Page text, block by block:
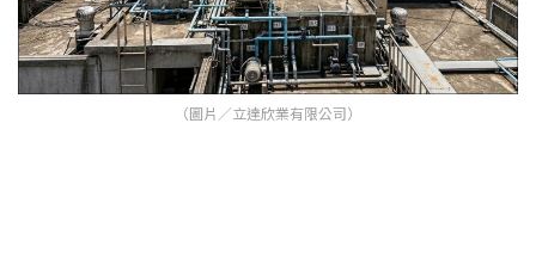
（圖片／立達欣業有限公司）